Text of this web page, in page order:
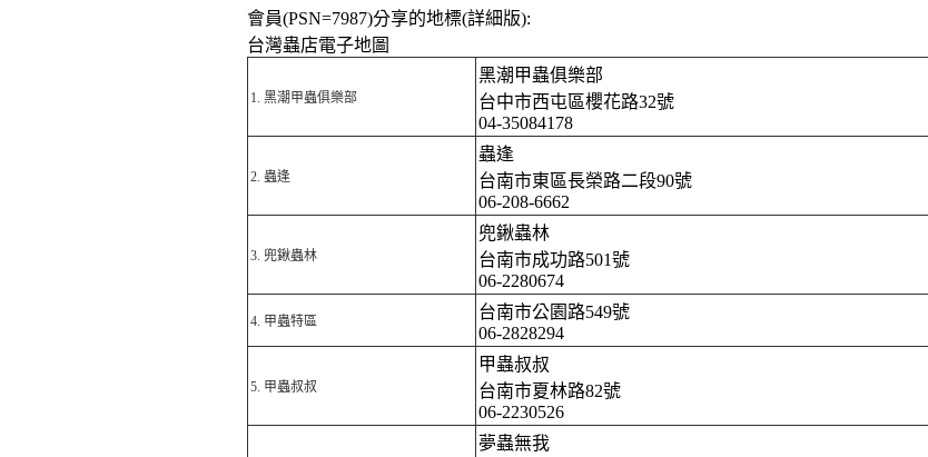
會員(PSN=7987)分享的地標(詳細版):
台灣蟲店電子地圖
1. 黑潮甲蟲俱樂部
黑潮甲蟲俱樂部
台中市西屯區櫻花路32號
04-35084178
2. 蟲逢
蟲逢
台南市東區長榮路二段90號
06-208-6662
3. 兜鍬蟲林
兜鍬蟲林
台南市成功路501號
06-2280674
4. 甲蟲特區
台南市公園路549號
06-2828294
5. 甲蟲叔叔
甲蟲叔叔
台南市夏林路82號
06-2230526
夢蟲無我